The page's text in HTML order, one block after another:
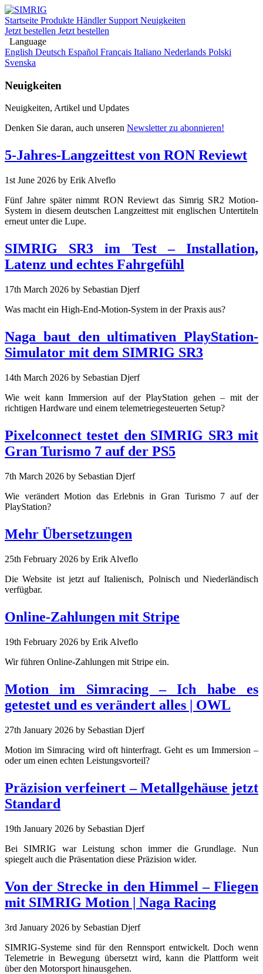
Startseite Produkte Händler Support Neuigkeiten
Jetzt bestellen Jetzt bestellen
Language
English Deutsch Español Français Italiano Nederlands Polski
Svenska
Neuigkeiten
Neuigkeiten, Artikel und Updates
Denken Sie daran, auch unseren Newsletter zu abonnieren!
5-Jahres-Langzeittest von RON Reviewt
1st June 2026 by Erik Alveflo
Fünf Jahre später nimmt RON Reviewt das Simrig SR2 Motion-
System in diesem deutschen Langzeittest mit englischen Untertiteln
erneut unter die Lupe.
SIMRIG SR3 im Test – Installation,
Latenz und echtes Fahrgefühl
17th March 2026 by Sebastian Djerf
Was macht ein High-End-Motion-System in der Praxis aus?
Naga baut den ultimativen PlayStation-
Simulator mit dem SIMRIG SR3
14th March 2026 by Sebastian Djerf
Wie weit kann Immersion auf der PlayStation gehen – mit der
richtigen Hardware und einem telemetriegesteuerten Setup?
Pixelconnect testet den SIMRIG SR3 mit
Gran Turismo 7 auf der PS5
7th March 2026 by Sebastian Djerf
Wie verändert Motion das Erlebnis in Gran Turismo 7 auf der
PlayStation?
Mehr Übersetzungen
25th February 2026 by Erik Alveflo
Die Website ist jetzt auf Italienisch, Polnisch und Niederländisch
verfügbar.
Online-Zahlungen mit Stripe
19th February 2026 by Erik Alveflo
Wir führen Online-Zahlungen mit Stripe ein.
Motion im Simracing – Ich habe es
getestet und es verändert alles | OWL
27th January 2026 by Sebastian Djerf
Motion im Simracing wird oft hinterfragt. Geht es um Immersion –
oder um einen echten Leistungsvorteil?
Präzision verfeinert – Metallgehäuse jetzt
Standard
19th January 2026 by Sebastian Djerf
Bei SIMRIG war Leistung schon immer die Grundlage. Nun
spiegelt auch die Präsentation diese Präzision wider.
Von der Strecke in den Himmel – Fliegen
mit SIMRIG Motion | Naga Racing
3rd January 2026 by Sebastian Djerf
SIMRIG-Systeme sind für den Rennsport entwickelt. Doch wenn
Telemetrie in Bewegung übersetzt wird, kann die Plattform weit
über den Motorsport hinausgehen.